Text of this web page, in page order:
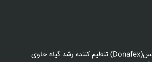
دونافکس(Donafex) تنظیم کننده رشد گیاه حاوی